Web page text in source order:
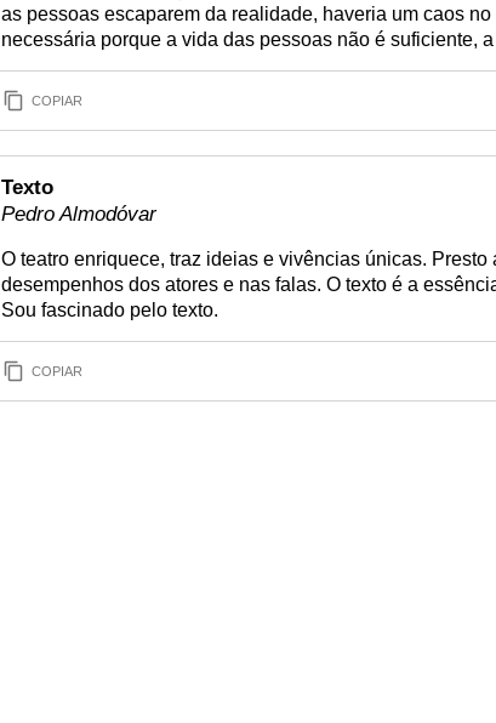
as pessoas escaparem da realidade, haveria um caos no
necessária porque a vida das pessoas não é suficiente,
COPIAR
Texto
Pedro Almodóvar
O teatro enriquece, traz ideias e vivências únicas. Presto
desempenhos dos atores e nas falas. O texto é a
Sou fascinado pelo texto.
COPIAR